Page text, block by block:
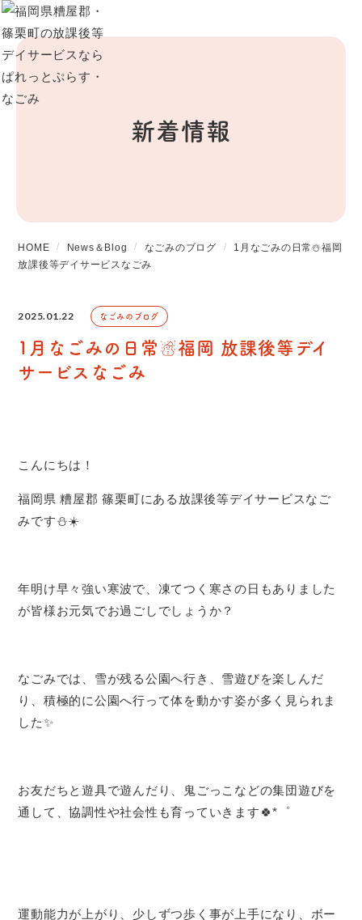
新着情報
HOME News＆Blog なごみのブログ
1月なごみの日常☃️福岡
放課後等デイサービスなごみ
2025.01.22 なごみのブログ
1月なごみの日常☃️福岡 放課後等デイ
サービスなごみ
こんにちは！
福岡県 糟屋郡 篠栗町にある放課後等デイサービスなご
みです⛄️☀️
年明け早々強い寒波で、凍てつく寒さの日もありました
が皆様お元気でお過ごしでしょうか？
なごみでは、雪が残る公園へ行き、雪遊びを楽しんだ
り、積極的に公園へ行って体を動かす姿が多く見られま
した✨
お友だちと遊具で遊んだり、鬼ごっこなどの集団遊びを
通して、協調性や社会性も育っていきます🍀*゜
運動能力が上がり、少しずつ歩く事が上手になり、ボー